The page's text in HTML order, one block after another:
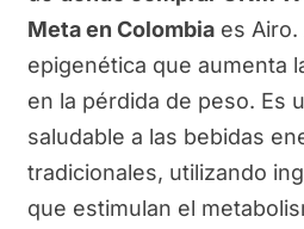
Meta en Colombiaes Airo.
epigenética que aumenta
en la pérdida de peso. Es
saludable a las bebidas
tradicionales, utilizando
que estimulan el